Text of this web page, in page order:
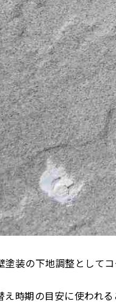
装の下地調整として
え時期の目安に使われ